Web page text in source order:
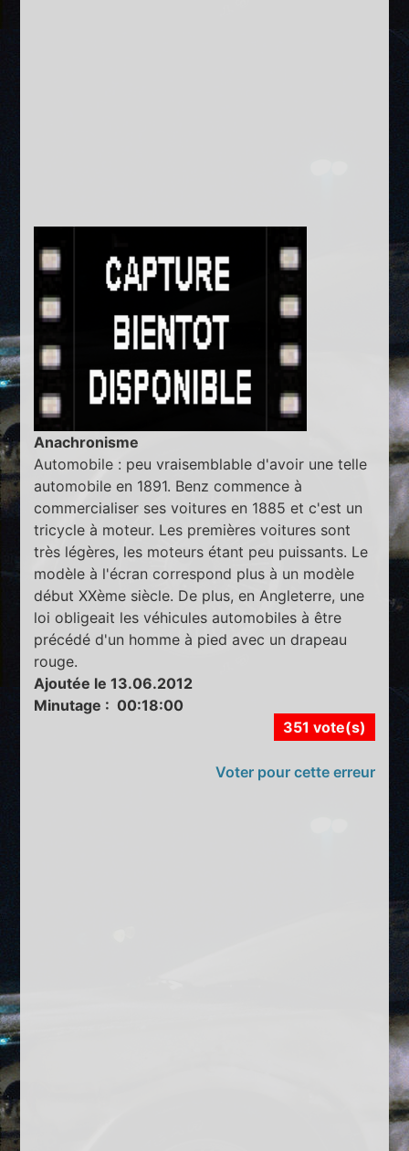
Anachronisme
Automobile : peu vraisemblable d'avoir une telle
automobile en 1891. Benz commence à
commercialiser ses voitures en 1885 et c'est un
tricycle à moteur. Les premières voitures sont
très légères, les moteurs étant peu puissants. Le
modèle à l'écran correspond plus à un modèle
début XXème siècle. De plus, en Angleterre, une
loi obligeait les véhicules automobiles à être
précédé d'un homme à pied avec un drapeau
rouge.
Ajoutée le 13.06.2012
Minutage : 00:18:00
351 vote(s)
Voter pour cette erreur